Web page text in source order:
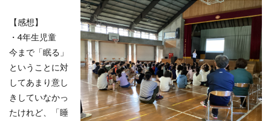
【感想】
・4年生児童
今まで「眠る」
ということに対
してあまり意し
きしていなかっ
たけれど、「睡